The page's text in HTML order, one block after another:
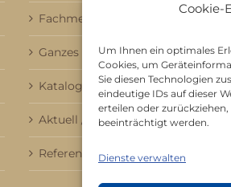
Cookie-
Um Ihnen ein optimales
Cookies, um
Sie diesen Technologien
eindeutige IDs auf dieser
erteilen oder
beeinträchtigt werden.
Dienste verwalten
Fachmessebesuch
Ganzes Sortiment
Kataloge
Aktuell / Saison
Referenzen